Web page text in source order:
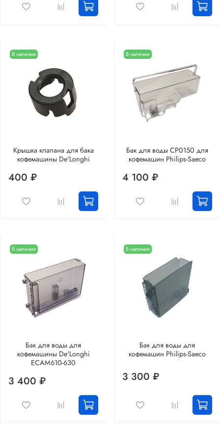
В наличии
Крышка клапана для бака
кофемашины De'Longhi
400 ₽
В наличии
Бак для воды CP0150 для
кофемашин Philips-Saeco
4 100 ₽
В наличии
Бак для воды для
кофемашины De'Longhi
ECAM610-630
3 400 ₽
В наличии
Бак для воды для
кофемашин Philips-Saeco
3 300 ₽